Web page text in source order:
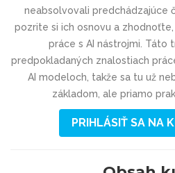
neabsolvovali predchádzajúce
pozrite si ich osnovu a
práce s AI nástrojmi. Táto
predpokladaných znalostiach
AI modeloch, takže sa tu už
základom, ale priamo
PRIHLÁSIŤ SA NA